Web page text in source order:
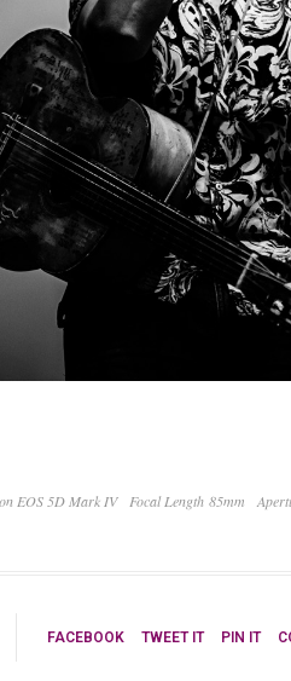
EOS 5D Mark IV Focal Length 85mm
FACEBOOK TWEET IT PIN IT